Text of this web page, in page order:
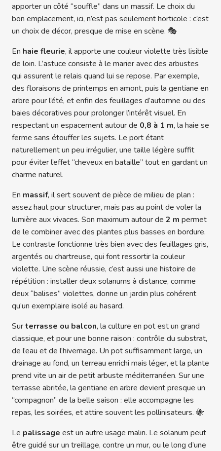
apporter un côté “souffle” dans un massif. Le choix du
bon emplacement, ici, n’est pas seulement horticole : c’est
un choix de décor, presque de mise en scène. 🎭
En haie fleurie, il apporte une couleur violette très lisible
de loin. L’astuce consiste à le marier avec des arbustes
qui assurent le relais quand lui se repose. Par exemple,
des floraisons de printemps en amont, puis la gentiane en
arbre pour l’été, et enfin des feuillages d’automne ou des
baies décoratives pour prolonger l’intérêt visuel. En
respectant un espacement autour de 0,8 à 1 m, la haie se
ferme sans étouffer les sujets. Le port étant
naturellement un peu irrégulier, une taille légère suffit
pour éviter l’effet “cheveux en bataille” tout en gardant un
charme naturel.
En massif, il sert souvent de pièce de milieu de plan :
assez haut pour structurer, mais pas au point de voler la
lumière aux vivaces. Son maximum autour de 2 m permet
de le combiner avec des plantes plus basses en bordure.
Le contraste fonctionne très bien avec des feuillages gris,
argentés ou chartreuse, qui font ressortir la couleur
violette. Une scène réussie, c’est aussi une histoire de
répétition : installer deux solanums à distance, comme
deux “balises” violettes, donne un jardin plus cohérent
qu’un exemplaire isolé au hasard.
Surterrasse ou balcon, la culture en pot est un grand
classique, et pour une bonne raison : contrôle du substrat,
de l’eau et de l’hivernage. Un pot suffisamment large, un
drainage au fond, un terreau enrichi mais léger, et la plante
prend vite un air de petit arbuste méditerranéen. Sur une
terrasse abritée, la gentiane en arbre devient presque un
“compagnon” de la belle saison : elle accompagne les
repas, les soirées, et attire souvent les pollinisateurs. 🐝
Le palissage est un autre usage malin. Le solanum peut
être guidé sur un treillage, contre un mur, ou le long d’une